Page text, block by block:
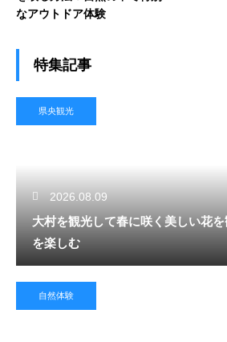
なアウトドア体験
特集記事
県央観光
2026.08.09
大村を観光して春に咲く美しい花
を楽しむ
自然体験